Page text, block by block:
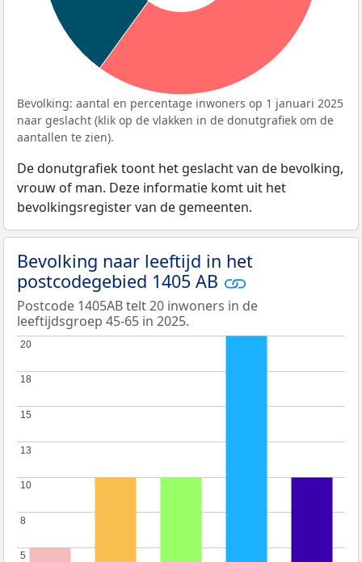
Bevolking: aantal en percentage inwoners op 1 januari 2025
naar geslacht (klik op de vlakken in de donutgrafiek om de
aantallen te zien).
De donutgrafiek toont het geslacht van de bevolking,
vrouw of man. Deze informatie komt uit het
bevolkingsregister van de gemeenten.
Bevolking naar leeftijd in het
postcodegebied 1405 AB
Postcode 1405AB telt 20 inwoners in de
leeftijdsgroep 45-65 in 2025.
5
5
8
8
10
10
13
13
15
15
18
18
20
20